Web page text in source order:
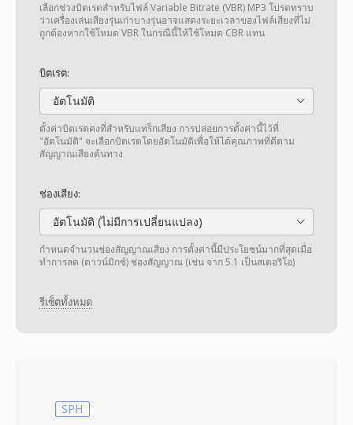
เลือกช่วงบิตเรตสำหรับไฟล์ Variable Bitrate (VBR) MP3 โปรดทราบ
ว่าเครื่องเล่นเสียงรุ่นเก่าบางรุ่นอาจแสดงระยะเวลาของไฟล์เสียงที่ไม่
ถูกต้องหากใช้โหมด VBR ในกรณีนี้ให้ใช้โหมด CBR แทน
บิตเรต:
อัตโนมัติ
ตั้งค่าบิตเรตคงที่สำหรับแทร็กเสียง การปล่อยการตั้งค่านี้ไว้ที่
"อัตโนมัติ" จะเลือกบิตเรตโดยอัตโนมัติเพื่อให้ได้คุณภาพที่ดีตาม
สัญญาณเสียงต้นทาง
ช่องเสียง:
อัตโนมัติ (ไม่มีการเปลี่ยนแปลง)
กำหนดจำนวนช่องสัญญาณเสียง การตั้งค่านี้มีประโยชน์มากที่สุดเมื่อ
ทำการลด (ดาวน์มิกซ์) ช่องสัญญาณ (เช่น จาก 5.1 เป็นสเตอริโอ)
รีเซ็ตทั้งหมด
SPH